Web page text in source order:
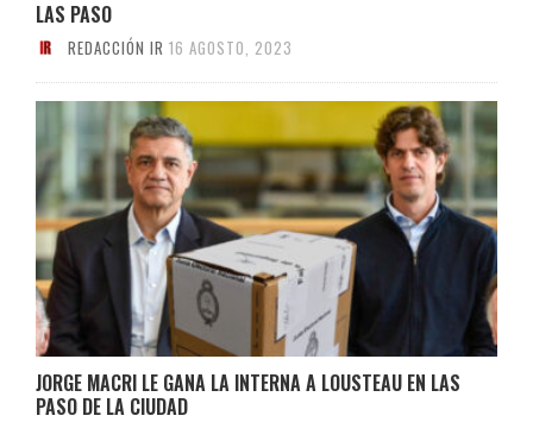
LAS PASO
REDACCIÓN IR 16 AGOSTO, 2023
JORGE MACRI LE GANA LA INTERNA A LOUSTEAU EN LAS
PASO DE LA CIUDAD